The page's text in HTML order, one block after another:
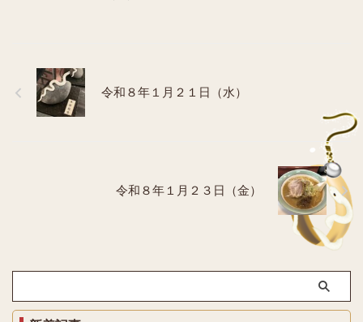
令和８年１月２１日（水）
令和８年１月２３日（金）